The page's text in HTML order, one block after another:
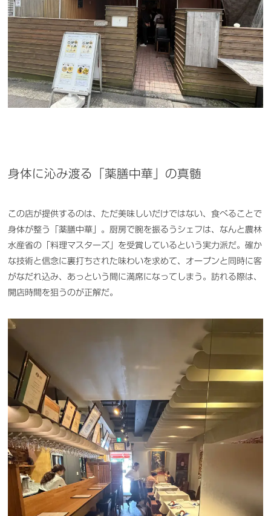
身体に沁み渡る「薬膳中華」の真髄
この店が提供するのは、ただ美味しいだけではない、食べることで
身体が整う「薬膳中華」。厨房で腕を振るうシェフは、なんと農林
水産省の「料理マスターズ」を受賞しているという実力派だ。確か
な技術と信念に裏打ちされた味わいを求めて、オープンと同時に客
がなだれ込み、あっという間に満席になってしまう。訪れる際は、
開店時間を狙うのが正解だ。